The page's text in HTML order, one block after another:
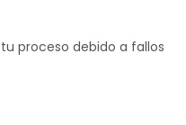
proceso debido a fallos